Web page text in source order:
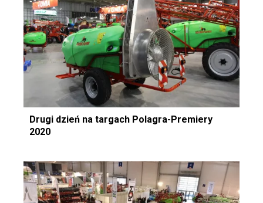
Drugi dzień na targach Polagra-Premiery
2020